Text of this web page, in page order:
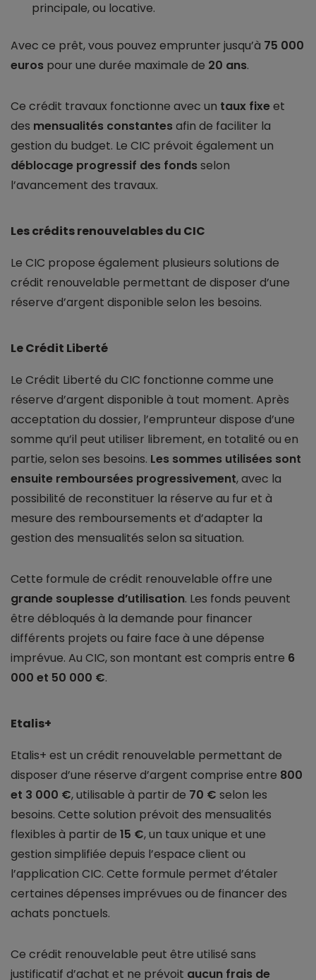
principale, ou locative.
Avec ce prêt, vous pouvez emprunter jusqu’à 75 000
euros pour une durée maximale de 20 ans.
Ce crédit travaux fonctionne avec un taux fixeet
des mensualités constantesafin de faciliter la
gestion du budget. Le CIC prévoit également un
déblocage progressif des fondsselon
l’avancement des travaux.
Les crédits renouvelables du CIC
Le CIC propose également plusieurs solutions de
crédit renouvelable permettant de disposer d’une
réserve d’argent disponible selon les besoins.
Le Crédit Liberté
Le Crédit Liberté du CIC fonctionne comme une
réserve d’argent disponible à tout moment. Après
acceptation du dossier, l’emprunteur dispose d’une
somme qu’il peut utiliser librement, en totalité ou en
partie, selon ses besoins. Les sommes utilisées sont
ensuite remboursées progressivement, avec la
possibilité de reconstituer la réserve au fur et à
mesure des remboursements et d’adapter la
gestion des mensualités selon sa situation.
Cette formule de crédit renouvelable offre une
grande souplesse d’utilisation. Les fonds peuvent
être débloqués à la demande pour financer
différents projets ou faire face à une dépense
imprévue. Au CIC, son montant est compris entre 6
000 et 50 000 €.
Etalis+
Etalis+ est un crédit renouvelable permettant de
disposer d’une réserve d’argent comprise entre 800
et 3 000 €, utilisable à partir de 70 € selon les
besoins. Cette solution prévoit des mensualités
flexibles à partir de 15 €, un taux unique et une
gestion simplifiée depuis l’espace client ou
l’application CIC. Cette formule permet d’étaler
certaines dépenses imprévues ou de financer des
achats ponctuels.
Ce crédit renouvelable peut être utilisé sans
justificatif d’achat et ne prévoit aucun frais de